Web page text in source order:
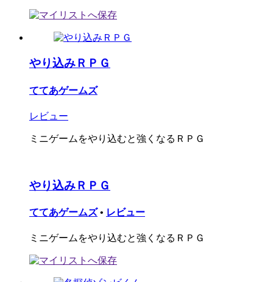
やり込みＲＰＧ
ててあゲームズ
レビュー
ミニゲームをやり込むと強くなるＲＰＧ
やり込みＲＰＧ
ててあゲームズ • レビュー
ミニゲームをやり込むと強くなるＲＰＧ